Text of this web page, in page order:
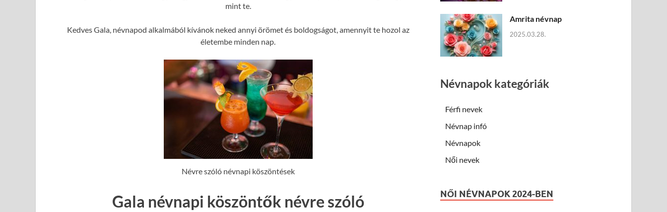
mint te.
Kedves Gala, névnapod alkalmából kívánok neked annyi örömet és boldogságot, amennyit te hozol az
életembe minden nap.
Névre szóló névnapi köszöntések
Gala névnapi köszöntők névre szóló
Amrita névnap
2025.03.28.
Névnapok kategóriák
Férfi nevek
Névnap infó
Névnapok
Női nevek
NŐI NÉVNAPOK 2024-BEN